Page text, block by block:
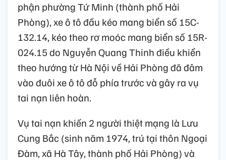
phận phường Tứ Minh (thành phố Hải
Phòng), xe ô tô đầu kéo mang biển số 15C-
132.14, kéo theo rơ moóc mang biển số 15R-
024.15 do Nguyễn Quang Thinh điều khiển
theo hướng từ Hà Nội về Hải Phòng đã đâm
vào đuôi xe ô tô đỗ phía trước và gây ra vụ
tai nạn liên hoàn.
Vụ tai nạn khiến 2 người thiệt mạng là Lưu
Cung Bắc (sinh năm 1974, trú tại thôn Ngoại
Đàm, xã Hà Tây, thành phố Hải Phòng) và